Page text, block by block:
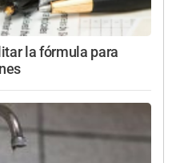
la fórmula para